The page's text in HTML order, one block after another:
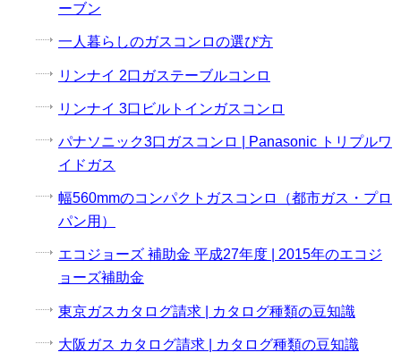
ーブン
一人暮らしのガスコンロの選び方
リンナイ 2口ガステーブルコンロ
リンナイ 3口ビルトインガスコンロ
パナソニック3口ガスコンロ | Panasonic トリプルワ
イドガス
幅560mmのコンパクトガスコンロ（都市ガス・プロ
パン用）
エコジョーズ 補助金 平成27年度 | 2015年のエコジ
ョーズ補助金
東京ガスカタログ請求 | カタログ種類の豆知識
大阪ガス カタログ請求 | カタログ種類の豆知識